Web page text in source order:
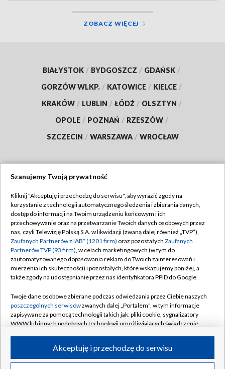
ZOBACZ WIĘCEJ
BIAŁYSTOK / BYDGOSZCZ / GDAŃSK /
GORZÓW WLKP. / KATOWICE / KIELCE /
KRAKÓW / LUBLIN / ŁÓDŹ / OLSZTYN /
OPOLE / POZNAŃ / RZESZÓW /
SZCZECIN / WARSZAWA / WROCŁAW
TVP
Abonament TVP
Emisja w TVP
Centrum informacji TVP
Naziemna Telewizja Cyfrowa
Rada Programowa
System NOS
Informacje o nadawcy
Program dla prasy
Regulamin TVP
Polityka prywatności
Moje zgody
Pomoc
Kontakt
Kanały
©2026 Telewizja Polska S.A. w likwidacji
Szanujemy Twoją prywatność
Kliknij "Akceptuję i przechodzę do serwisu", aby wyrazić zgody na
korzystanie z technologii automatycznego śledzenia i zbierania danych,
dostęp do informacji na Twoim urządzeniu końcowym i ich
przechowywanie oraz na przetwarzanie Twoich danych osobowych przez
nas, czyli Telewizję Polską S.A. w likwidacji (zwaną dalej również „TVP”),
Zaufanych Partnerów z IAB* (1201 firm) oraz pozostałych Zaufanych
Partnerów TVP (93 firm), w celach marketingowych (w tym do
zautomatyzowanego dopasowania reklam do Twoich zainteresowań i
mierzenia ich skuteczności) i pozostałych, które wskazujemy poniżej, a
także zgody na udostępnianie przez nas identyfikatora PPID do Google.
Twoje dane osobowe zbierane podczas odwiedzania przez Ciebie naszych
poszczególnych serwisówzwanych dalej „Portalem”, w tym informacje
zapisywane za pomocą technologii takich jak: pliki cookie, sygnalizatory
WWW lub innych podobnych technologii umożliwiających świadczenie
ruchu w Internecie.Akceptuję i przechodzę do serwisu